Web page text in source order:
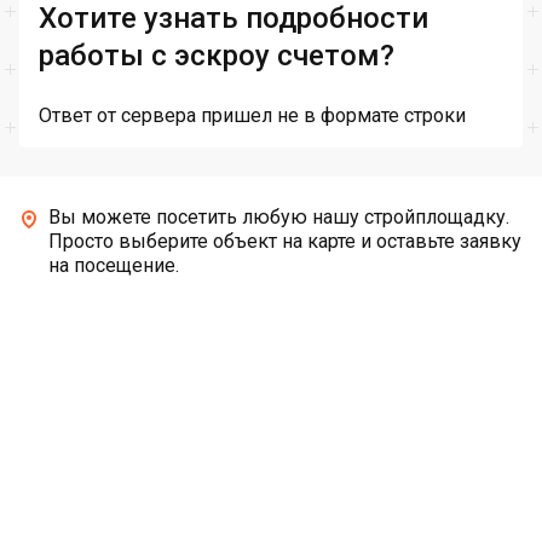
Хотите узнать подробности
работы с эскроу счетом?
Ответ от сервера пришел не в формате строки
Вы можете посетить любую нашу стройплощадку.
Просто выберите объект на карте и оставьте заявку
на посещение.